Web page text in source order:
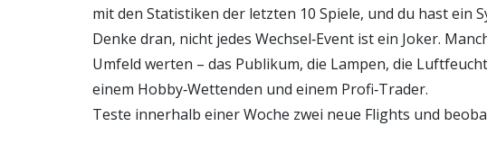
mit den Statistiken der letzten 10 Spiele, und du hast ein
Denke dran, nicht jedes Wechsel‑Event ist ein Joker.
Umfeld werten – das Publikum, die Lampen, die
einem Hobby‑Wettenden und einem Profi‑Trader.
Teste innerhalb einer Woche zwei neue Flights und